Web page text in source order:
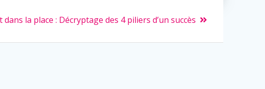
dans la place : Décryptage des 4 piliers d’un succès